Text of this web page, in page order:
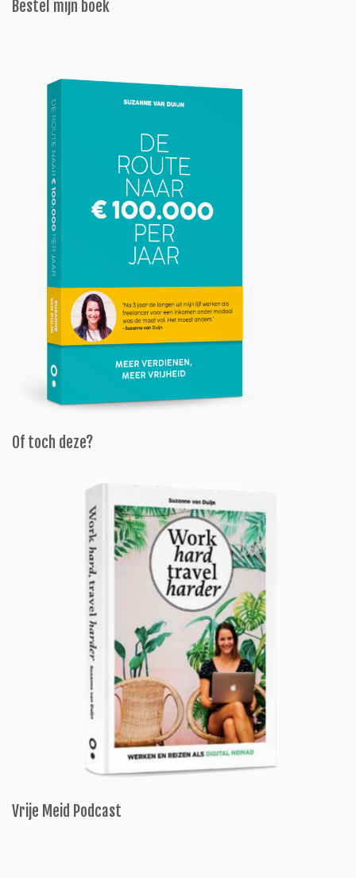
Bestel mijn boek
Of toch deze?
Vrije Meid Podcast